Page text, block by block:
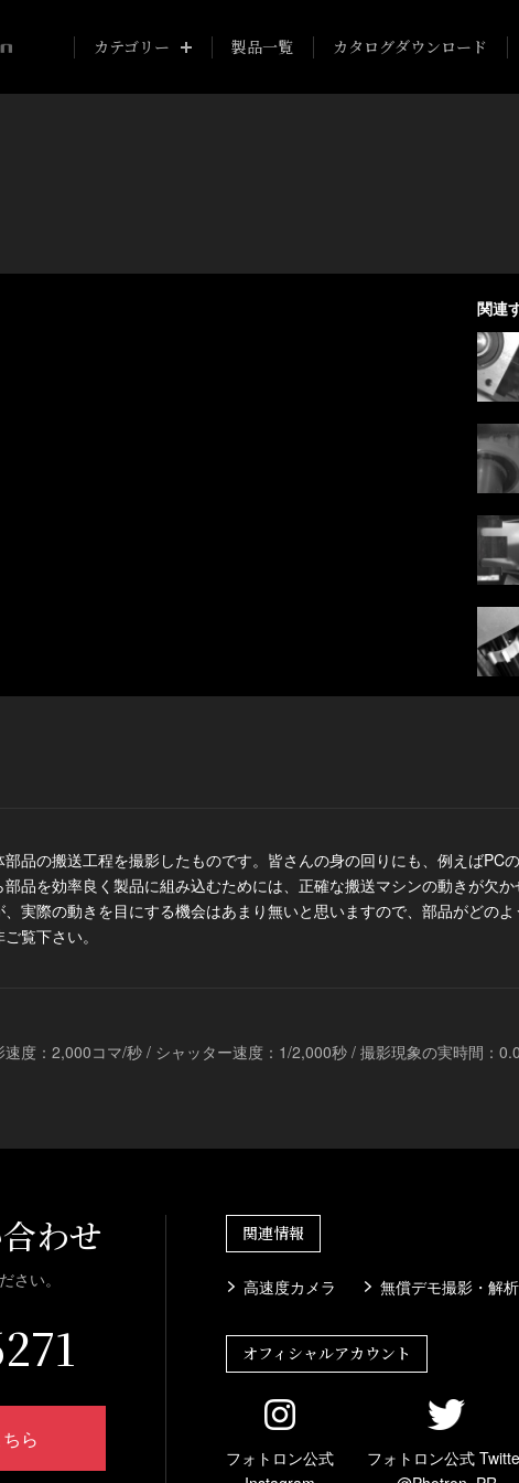
カテゴリー 製品一覧 カタログダウンロード
部品の搬送工程を撮影したものです。皆さんの身の回りにも、例えばPC
部品を効率良く製品に組み込むためには、正確な搬送マシンの動きが欠
、実際の動きを目にする機会はあまり無いと思いますので、部品がどの
覧下さい。
度：2,000コマ/秒 / シャッター速度：1/2,000秒 / 撮影現象の実時間：
関連
わせ
さい。
ら
関連情報
高速度カメラ 無償デモ撮影・解
オフィシャルアカウント
フォトロン公式
フォトロン公式